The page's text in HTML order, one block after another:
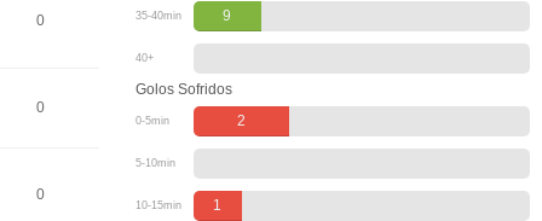
0
0
0
35-40min 9
40+
Golos Sofridos
0-5min 2
5-10min
10-15min 1